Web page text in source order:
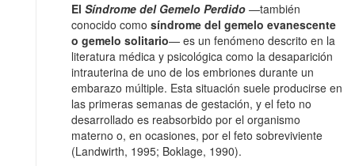
El Síndrome del Gemelo Perdido —también
conocido como síndrome del gemelo evanescente
o gemelo solitario— es un fenómeno descrito en la
literatura médica y psicológica como la desaparición
intrauterina de uno de los embriones durante un
embarazo múltiple. Esta situación suele producirse en
las primeras semanas de gestación, y el feto no
desarrollado es reabsorbido por el organismo
materno o, en ocasiones, por el feto sobreviviente
(Landwirth, 1995; Boklage, 1990).